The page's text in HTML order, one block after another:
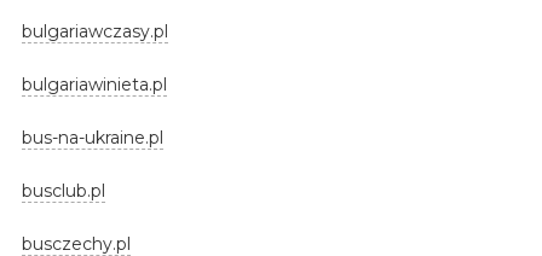
bulgariawczasy.pl
bulgariawinieta.pl
bus-na-ukraine.pl
busclub.pl
busczechy.pl